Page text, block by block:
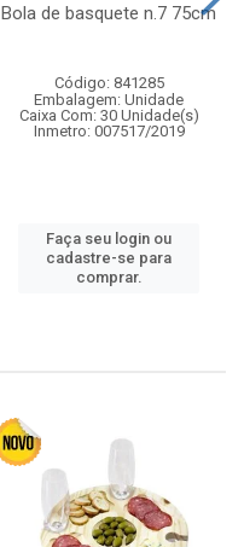
Bola de basquete n.7 75cm
Código: 841285
Embalagem: Unidade
Caixa Com: 30 Unidade(s)
Inmetro: 007517/2019
Faça seu login ou
cadastre-se para
comprar.